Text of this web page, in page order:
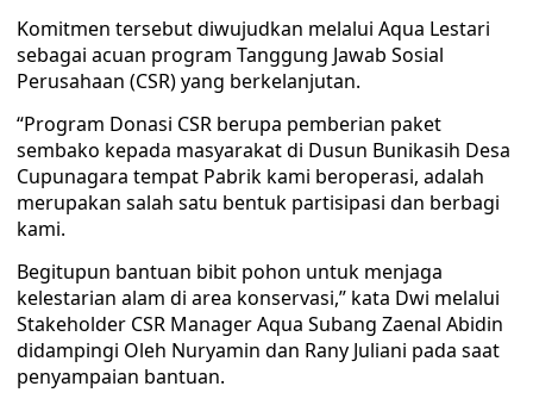
Komitmen tersebut diwujudkan melalui Aqua Lestari
sebagai acuan program Tanggung Jawab Sosial
Perusahaan (CSR) yang berkelanjutan.
“Program Donasi CSR berupa pemberian paket
sembako kepada masyarakat di Dusun Bunikasih Desa
Cupunagara tempat Pabrik kami beroperasi, adalah
merupakan salah satu bentuk partisipasi dan berbagi
kami.
Begitupun bantuan bibit pohon untuk menjaga
kelestarian alam di area konservasi,” kata Dwi melalui
Stakeholder CSR Manager Aqua Subang Zaenal Abidin
didampingi Oleh Nuryamin dan Rany Juliani pada saat
penyampaian bantuan.